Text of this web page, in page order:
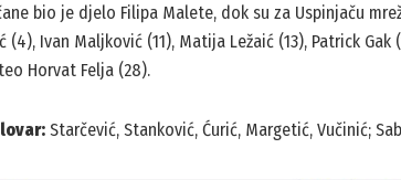
bio je djelo Filipa Malete, dok su za Uspinjaču
(4), Ivan Maljković (11), Matija Ležaić (13), Patrick Gak
Horvat Felja (28).
Starčević, Stanković, Ćurić, Margetić, Vučinić;